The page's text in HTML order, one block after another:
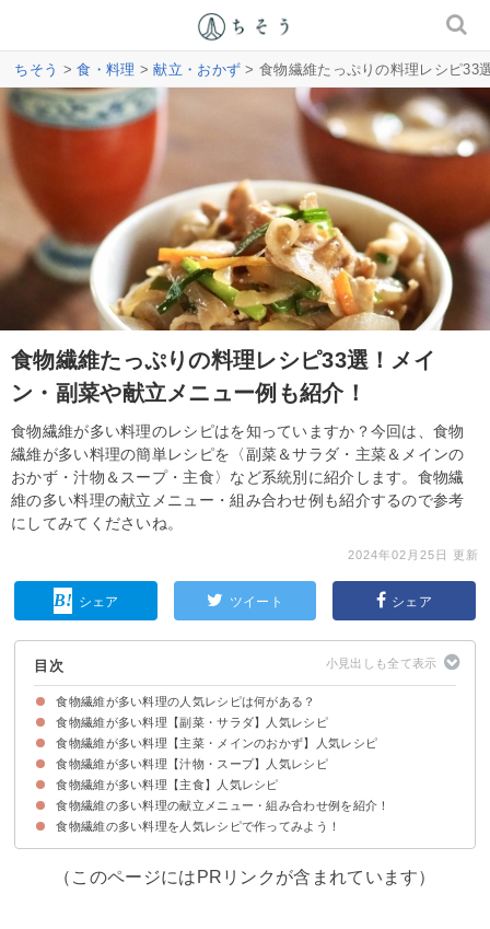
ちそう >食・料理 >献立・おかず > 食物繊維たっぷりの料理レシピ33
食物繊維たっぷりの料理レシピ33選！メイ
ン・副菜や献立メニュー例も紹介！
食物繊維が多い料理のレシピはを知っていますか？今回は、食物
繊維が多い料理の簡単レシピを〈副菜＆サラダ・主菜＆メインの
おかず・汁物＆スープ・主食〉など系統別に紹介します。食物繊
維の多い料理の献立メニュー・組み合わせ例も紹介するので参考
にしてみてくださいね。
2024年02月25日 更新
シェア ツイート シェア
目次
食物繊維が多い料理の人気レシピは何がある？
食物繊維がたっぷり摂れる食べ物とは？
食物繊維が多い料理【副菜・サラダ】人気レシピ
①きのこマリネ
②サラダ豆と海藻の和風サラダ
③糸こんにゃくとごぼうのサラダ
④にんじんといちじくのサラダ
⑤切り干し大根と豆のサラダ
⑥作り置きにおすすめセロリの和え物
⑦モロヘイヤの梅肉和え
⑧切り干し大根の煮物
⑨さつまいものヨーグルトサラダ
⑩食物繊維が豊富な押し麦サラダ
食物繊維が多い料理【主菜・メインのおかず】人気レシピ
①さつまいものグラタン
②さつまいもの甘辛炒め
③おからのハンバーグ
④筑前煮
⑤野菜ときのこの肉巻き
⑥鮭ときのこのホイル焼き
⑦レンコンのはさみ焼き
食物繊維が多い料理【汁物・スープ】人気レシピ
①舞茸のお味噌汁
②根菜スープ
③白菜の春雨スープ
④ミネストローネ
⑤きのこのチャウダー
⑥ごぼうとセロリのポタージュ
⑦サンラータンスープ
食物繊維が多い料理【主食】人気レシピ
①オートミール中華粥
②根菜キーマカレー
③豆腐のヘルシーカルボナーラ
④ごぼうの炊き込みご飯
⑤キャベツたっぷりお好み焼き
⑥玄米ひじきごはん
⑦野菜焼きそば
⑧タコのガーリックライス
⑨全粒粉で作るくるみパン
食物繊維の多い料理の献立メニュー・組み合わせ例を紹介！
献立メニュー例①ダイエット中の夕食に
献立メニュー例②栄養たっぷり休日ランチ
献立メニュー例③和食のヘルシーごはん
食物繊維の多い料理を人気レシピで作ってみよう！
（このページにはPRリンクが含まれています）